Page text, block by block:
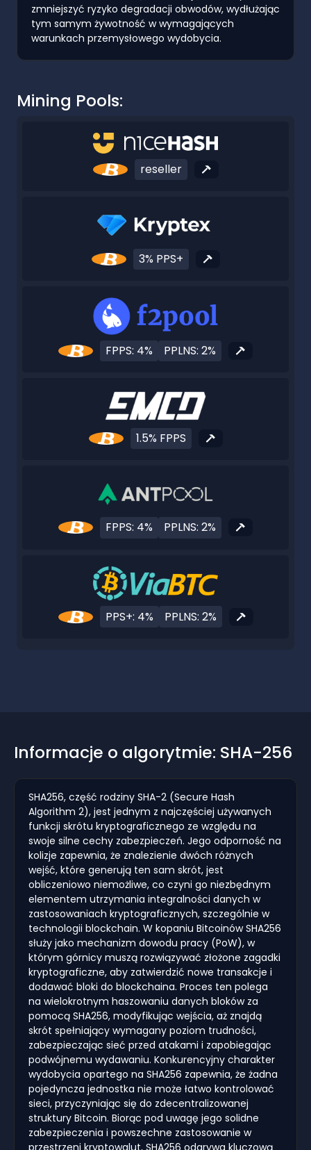
zmniejszyć ryzyko degradacji obwodów, wydłużając
tym samym żywotność w wymagających
warunkach przemysłowego wydobycia.
Mining Pools:
reseller
3% PPS+
FPPS: 4% PPLNS: 2%
1.5% FPPS
FPPS: 4% PPLNS: 2%
PPS+: 4% PPLNS: 2%
Informacje o algorytmie: SHA-256
SHA256, część rodziny SHA-2 (Secure Hash
Algorithm 2), jest jednym z najczęściej używanych
funkcji skrótu kryptograficznego ze względu na
swoje silne cechy zabezpieczeń. Jego odporność na
kolizje zapewnia, że znalezienie dwóch różnych
wejść, które generują ten sam skrót, jest
obliczeniowo niemożliwe, co czyni go niezbędnym
elementem utrzymania integralności danych w
zastosowaniach kryptograficznych, szczególnie w
technologii blockchain. W kopaniu Bitcoinów SHA256
służy jako mechanizm dowodu pracy (PoW), w
którym górnicy muszą rozwiązywać złożone zagadki
kryptograficzne, aby zatwierdzić nowe transakcje i
dodawać bloki do blockchaina. Proces ten polega
na wielokrotnym haszowaniu danych bloków za
pomocą SHA256, modyfikując wejścia, aż znajdą
skrót spełniający wymagany poziom trudności,
zabezpieczając sieć przed atakami i zapobiegając
podwójnemu wydawaniu. Konkurencyjny charakter
wydobycia opartego na SHA256 zapewnia, że żadna
pojedyncza jednostka nie może łatwo kontrolować
sieci, przyczyniając się do zdecentralizowanej
struktury Bitcoin. Biorąc pod uwagę jego solidne
zabezpieczenia i powszechne zastosowanie w
przestrzeni kryptowalut, SHA256 odgrywa kluczową